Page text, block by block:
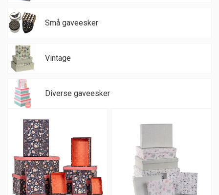
Små gaveesker
Vintage
Diverse gaveesker